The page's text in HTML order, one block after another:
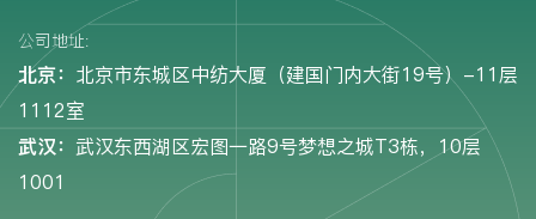
公司地址:
北京： 北京市东城区中纺大厦（建国门内大街19号）-11层
1112室
武汉： 武汉东西湖区宏图一路9号梦想之城T3栋，10层
1001